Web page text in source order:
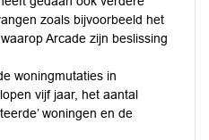
zoals bijvoorbeeld het
Arcade zijn beslissing
woningmutaties in
vijf jaar, het aantal
woningen en de